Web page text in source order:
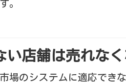
。
店舗は売れな
場のシステムに適応でき